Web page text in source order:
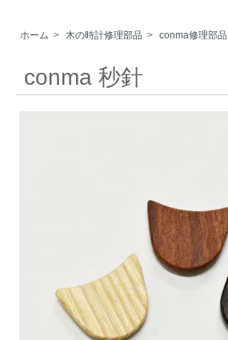
ホーム > 木の時計修理部品 > conma修理部品
conma 秒針